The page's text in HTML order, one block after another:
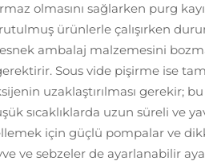
olmasını sağlarken purg
ürünlerle çalışırken
ambalaj malzemesini
Sous vide pişirme ise
uzaklaştırılması gerekir; bu
sıcaklıklarda uzun süreli ve
için güçlü pompalar ve
ve sebzeler de ayarlanabilir